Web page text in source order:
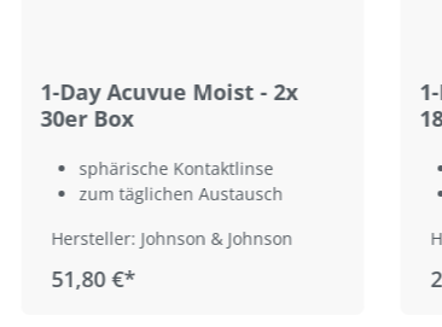
1-Day Acuvue Moist - 2x
30er Box
sphärische Kontaktlinse
zum täglichen Austausch
Hersteller: Johnson & Johnson
51,80 €*